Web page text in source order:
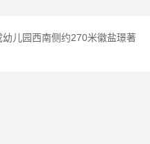
儿园西南侧约270米徽盐璟著